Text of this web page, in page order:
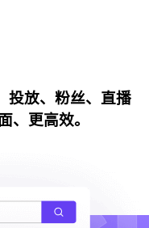
投放、粉丝、直播
、更高效。